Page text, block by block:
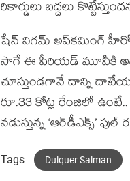
రికార్డులు బద్దలు
షేన్ నిగమ్ అప్‌కమింగ్ హీరో
సాగే ఈ పీరియడ్ మూవీకి
చూస్తుండగానే దాన్ని
రూ.33 కోట్ల రేంజిలో
నడుస్తున్న ‘ఆర్‌డీఎక్స్’
Tags Dulquer Salman